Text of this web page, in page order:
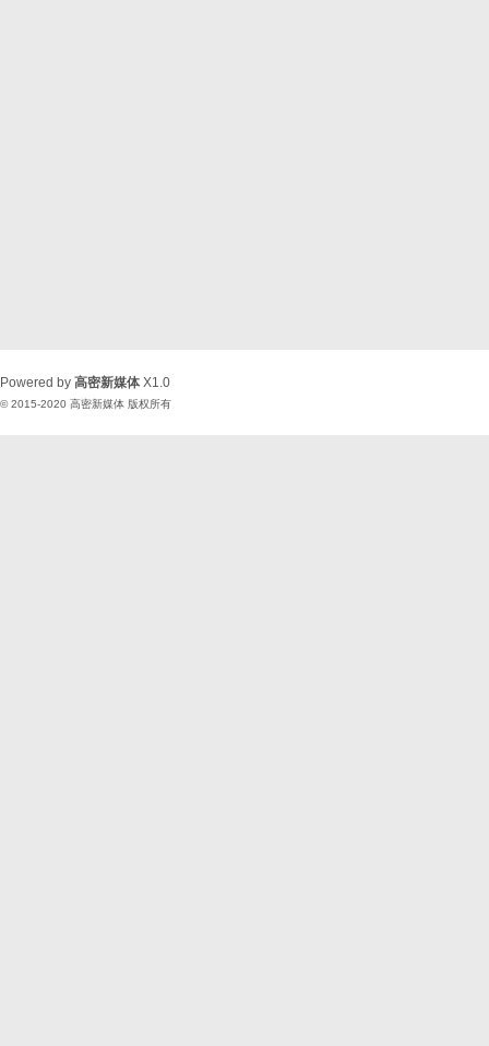
Powered by 高密新媒体 X1.0
© 2015-2020 高密新媒体 版权所有